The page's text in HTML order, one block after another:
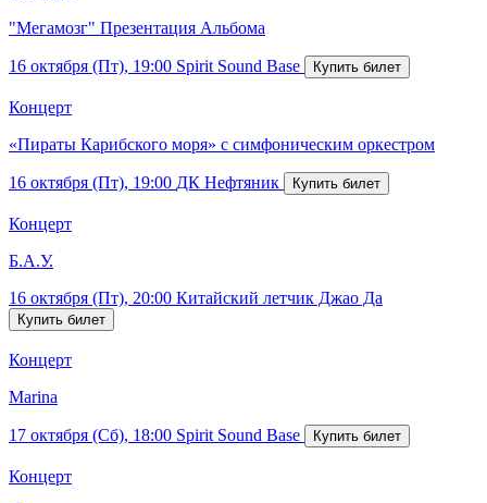
"Мегамозг" Презентация Альбома
16 октября (Пт), 19:00 Spirit Sound Base
Концерт
«Пираты Карибского моря» с симфоническим оркестром
16 октября (Пт), 19:00 ДК Нефтяник
Концерт
Б.А.У.
16 октября (Пт), 20:00 Китайский летчик Джао Да
Концерт
Marina
17 октября (Сб), 18:00 Spirit Sound Base
Концерт